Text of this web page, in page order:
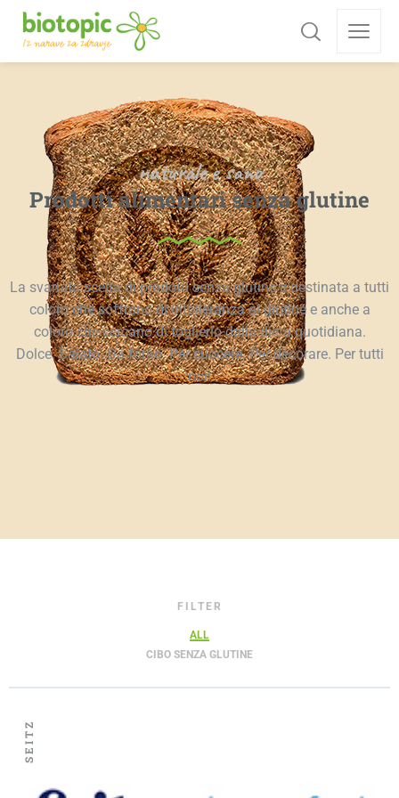
naturale e sano
Prodotti alimentari senza glutine
La svariata scelta di prodotti senza glutine è destinata a tutti
coloro che soffrono di intolleranza al glutine e anche a
coloro che cercano di toglierlo dalla dieta quotidiana.
Dolce. Salato. Da forno. Per cuocere. Per decorare. Per tutti
noi!
FILTER
ALL
CIBO SENZA GLUTINE
SEITZ